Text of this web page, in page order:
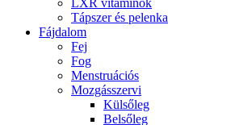
LXR vitaminok
Tápszer és pelenka
Fájdalom
Fej
Fog
Menstruációs
Mozgásszervi
Külsőleg
Belsőleg